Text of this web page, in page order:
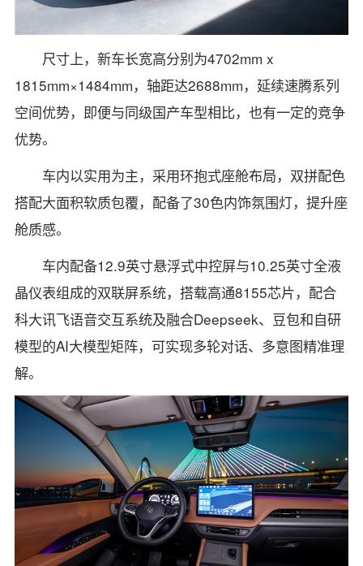
尺寸上，新车长宽高分别为4702mm x
1815mm×1484mm，轴距达2688mm，延续速腾系列
空间优势，即便与同级国产车型相比，也有一定的竞争
优势。
车内以实用为主，采用环抱式座舱布局，双拼配色
搭配大面积软质包覆，配备了30色内饰氛围灯，提升座
舱质感。
车内配备12.9英寸悬浮式中控屏与10.25英寸全液
晶仪表组成的双联屏系统，搭载高通8155芯片，配合
科大讯飞语音交互系统及融合Deepseek、豆包和自研
模型的AI大模型矩阵，可实现多轮对话、多意图精准理
解。